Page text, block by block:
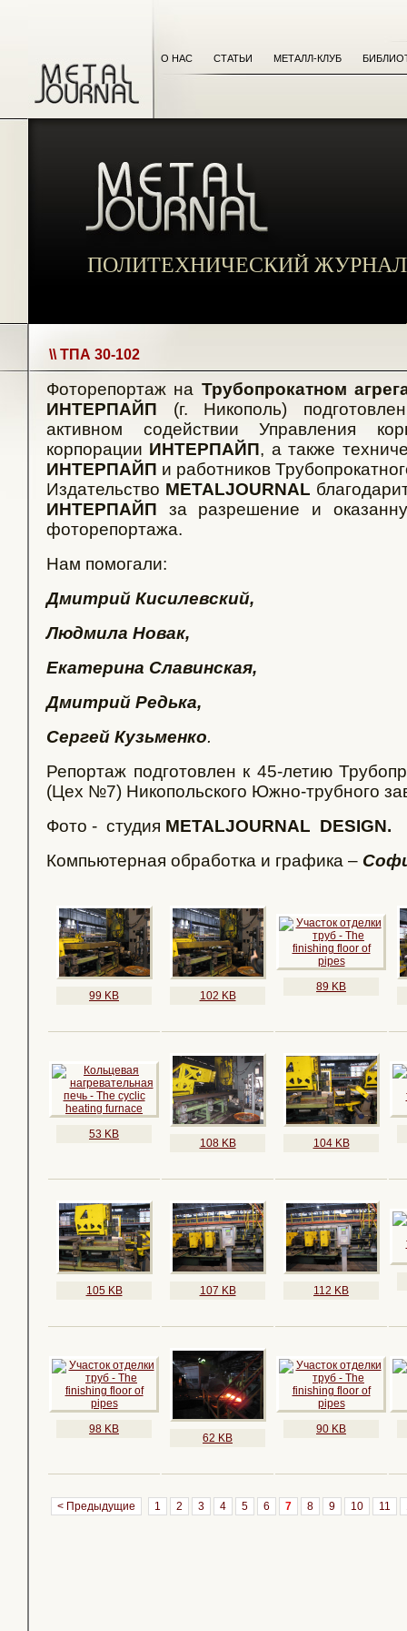
О НАС СТАТЬИ МЕТАЛЛ-КЛУБ
ПОЛИТЕХНИЧЕСКИЙ ЖУРНАЛ
\\ ТПА 30-102
Фоторепортаж на Трубопрокатном
ИНТЕРПАЙП (г. Никополь)
активном содействии Управления
корпорации ИНТЕРПАЙП, а также
ИНТЕРПАЙП и работников
Издательство METALJOURNAL
ИНТЕРПАЙП за разрешение и
фоторепортажа.
Нам помогали:
Дмитрий Кисилевский,
Людмила Новак,
Екатерина Славинская,
Дмитрий Редька,
Сергей Кузьменко.
Репортаж подготовлен к 45-летию
(Цех №7) Никопольского Южно-трубного
Фото - студия METALJOURNAL DESIGN.
Компьютерная обработка и графика –
99 KB 102 KB
89 KB
53 KB
108 KB 104 KB
105 KB 107 KB 112 KB
98 KB
62 KB
90 KB
< Предыдущие 1 2 3 4 5 6 7 8 9 10 11